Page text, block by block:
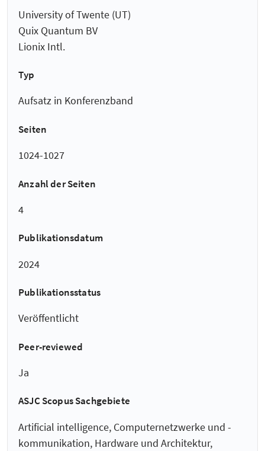
University of Twente (UT)
Quix Quantum BV
Lionix Intl.
Typ
Aufsatz in Konferenzband
Seiten
1024-1027
Anzahl der Seiten
4
Publikationsdatum
2024
Publikationsstatus
Veröffentlicht
Peer-reviewed
Ja
ASJC Scopus Sachgebiete
Artificial intelligence, Computernetzwerke und -
kommunikation, Hardware und Architektur,